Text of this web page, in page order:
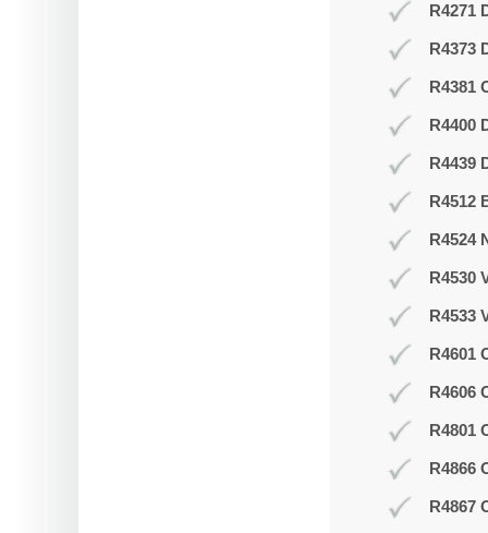
R4271
R4373
R4381
R4400
R4439
R4512
R4524
R4530
R4533
R4601
R4606
R4801
R4866
R4867